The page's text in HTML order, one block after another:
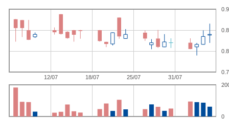
12/07 18/07 25/07 31/07
0.7
0.8
0.8
0.9
0